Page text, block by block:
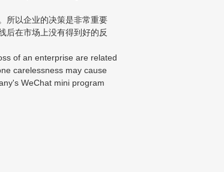
所以企业的决策是非常重要
后在市场上没有得到好的反
of an enterprise are related
carelessness may cause
WeChat mini program